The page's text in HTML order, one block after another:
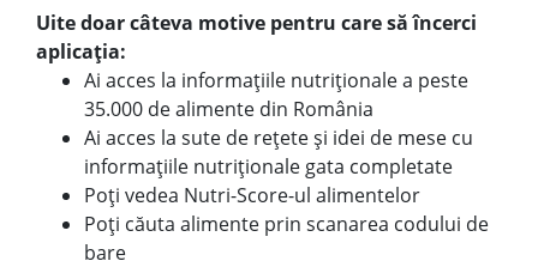
Uite doar câteva motive pentru care să încerci
aplicația:
Ai acces la informațiile nutriționale a peste
35.000 de alimente din România
Ai acces la sute de rețete și idei de mese cu
informațiile nutriționale gata completate
Poți vedea Nutri-Score-ul alimentelor
Poți căuta alimente prin scanarea codului de
bare